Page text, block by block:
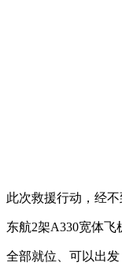
此次救援行动，经不
东航2架A330宽体飞
全部就位、可以出发